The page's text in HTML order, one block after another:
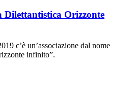
Dilettantistica Orizzonte
c’è un’associazione dal nome
infinito”.